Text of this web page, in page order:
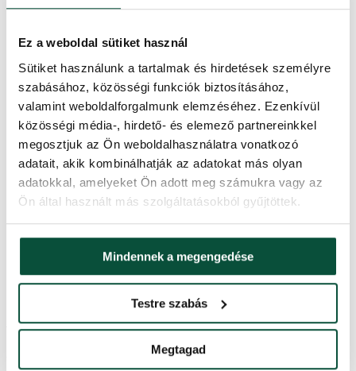
Ez a weboldal sütiket használ
Sütiket használunk a tartalmak és hirdetések személyre
szabásához, közösségi funkciók biztosításához,
valamint weboldalforgalmunk elemzéséhez. Ezenkívül
közösségi média-, hirdető- és elemező partnereinkkel
megosztjuk az Ön weboldalhasználatra vonatkozó
adatait, akik kombinálhatják az adatokat más olyan
adatokkal, amelyeket Ön adott meg számukra vagy az
Ön által használt más szolgáltatásokból gyűjtöttek.
Mindennek a megengedése
Testre szabás
Megtagad
Állvány (a csomag tartalmazza) Fém
Súly (netto) 10,2
Súly (brutto) 11,2
Szállítási idő 2 nap
FAVI kategória Karácsonyfák
Ártörténet
Az elmúlt 30 napban a legalacsonyabb ár